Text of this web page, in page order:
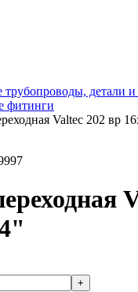
трубопроводы, детали
фитинги
Valtec 202 вр
+